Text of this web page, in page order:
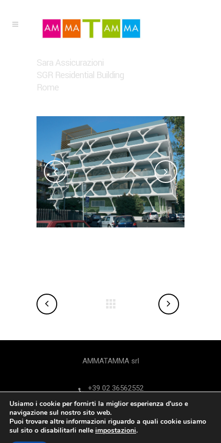
Sara Assicurazioni
SGR Residential Building
Rome
AMMATAMMA srl
+39 02 36562552
Via Federico Confalonieri 9 - 20124 Milano
Usiamo i cookie per fornirti la miglior esperienza d'uso e
navigazione sul nostro sito web.
Puoi trovare altre informazioni riguardo a quali cookie usiamo
sul sito o disabilitarli nelle impostazioni.